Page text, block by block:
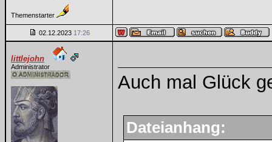
Themenstarter
02.12.2023 17:26
littlejohn
Administrator
Auch mal Glück
Dateianhang: